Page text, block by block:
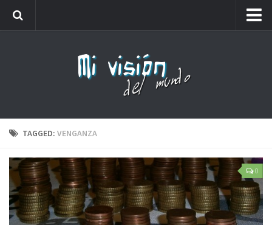
Lista de números de teléfono que no debes coger
TAGGED: VENGANZA
0